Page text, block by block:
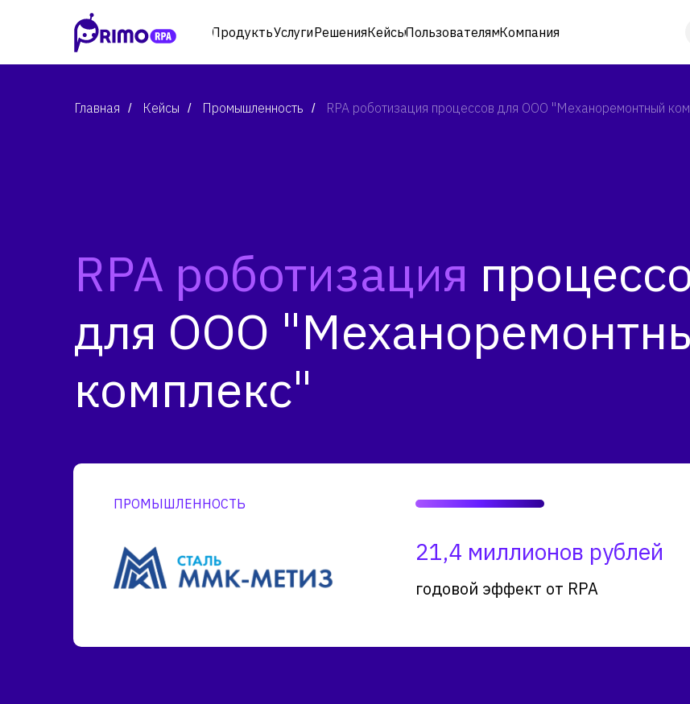
ПродуктыУслугиРешенияКейсыПользователямКомпания
Главная / Кейсы / Промышленность / RPA роботизация процессов для ООО "Механоремонтный
RPA роботизация
для ООО
комплекс"
ПРОМЫШЛЕННОСТЬ
21,4 миллионов рублей
годовой эффект от RPA